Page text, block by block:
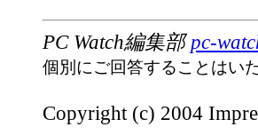
PC Watch編集部pc-
個別にご回答することはい
Copyright (c) 2004